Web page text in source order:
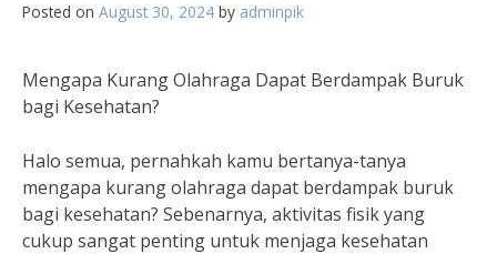
Posted on August 30, 2024 by adminpik
Mengapa Kurang Olahraga Dapat Berdampak Buruk
bagi Kesehatan?
Halo semua, pernahkah kamu bertanya-tanya
mengapa kurang olahraga dapat berdampak buruk
bagi kesehatan? Sebenarnya, aktivitas fisik yang
cukup sangat penting untuk menjaga kesehatan